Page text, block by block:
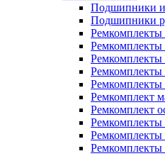
Подшипники и
Подшипники
Ремкомплекты
Ремкомплекты
Ремкомплекты
Ремкомплект
Ремкомплект
Ремкомплекты
Ремкомплекты
Ремкомплекты